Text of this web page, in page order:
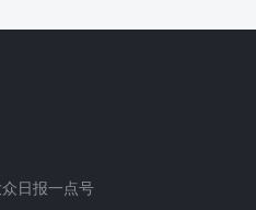
众日报一点号